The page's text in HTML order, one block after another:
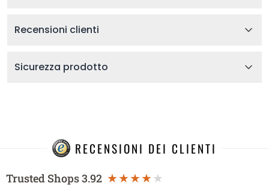
Recensioni clienti
Sicurezza prodotto
RECENSIONI DEI CLIENTI
Trusted Shops3.92